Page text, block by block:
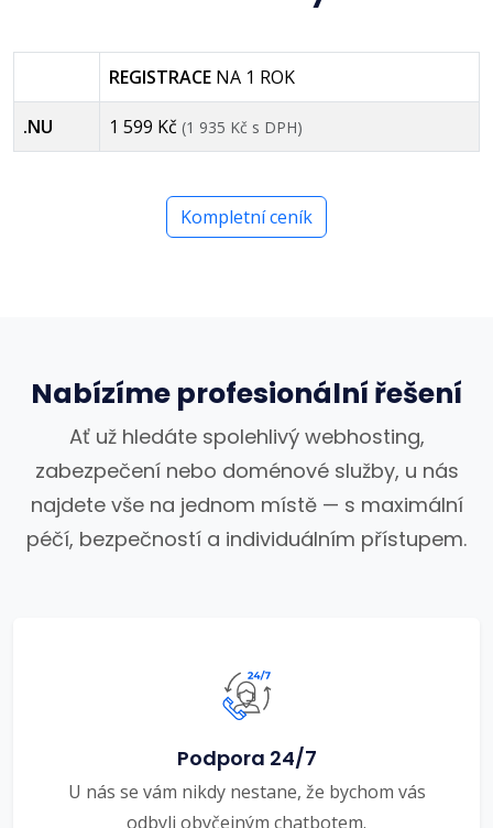
REGISTRACE NA 1 ROK
.NU 1 599 Kč (1 935 Kč s DPH)
Kompletní ceník
Nabízíme profesionální řešení
Ať už hledáte spolehlivý webhosting,
zabezpečení nebo doménové služby, u nás
najdete vše na jednom místě — s maximální
péčí, bezpečností a individuálním přístupem.
Podpora 24/7
U nás se vám nikdy nestane, že bychom vás
odbyli obyčejným chatbotem.